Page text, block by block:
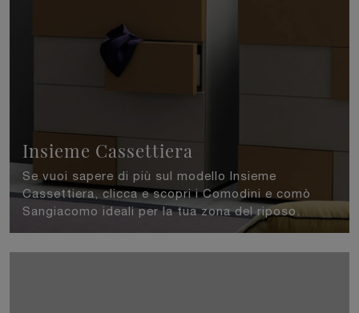
Insieme Cassettiera
Se vuoi sapere di più sul modello Insieme
Cassettiera, clicca e scopri i Comodini e comò
Sangiacomo ideali per la tua zona del riposo.